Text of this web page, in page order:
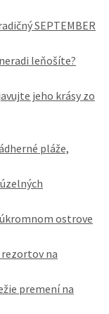
SEPTEMBER
leňošíte?
jeho krásy zo
pláže,
ostrove
rezortov na
premení na